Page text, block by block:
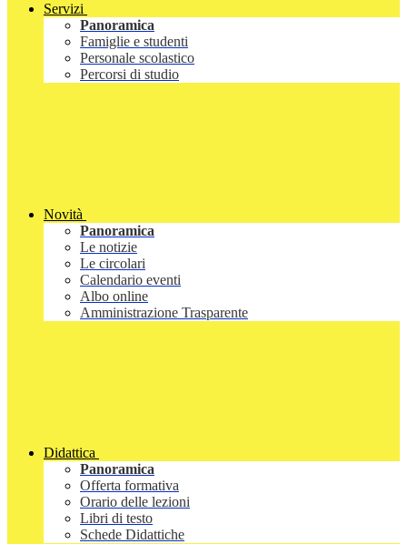
Servizi
Panoramica
Famiglie e studenti
Personale scolastico
Percorsi di studio
Novità
Panoramica
Le notizie
Le circolari
Calendario eventi
Albo online
Amministrazione Trasparente
Didattica
Panoramica
Offerta formativa
Orario delle lezioni
Libri di testo
Schede Didattiche